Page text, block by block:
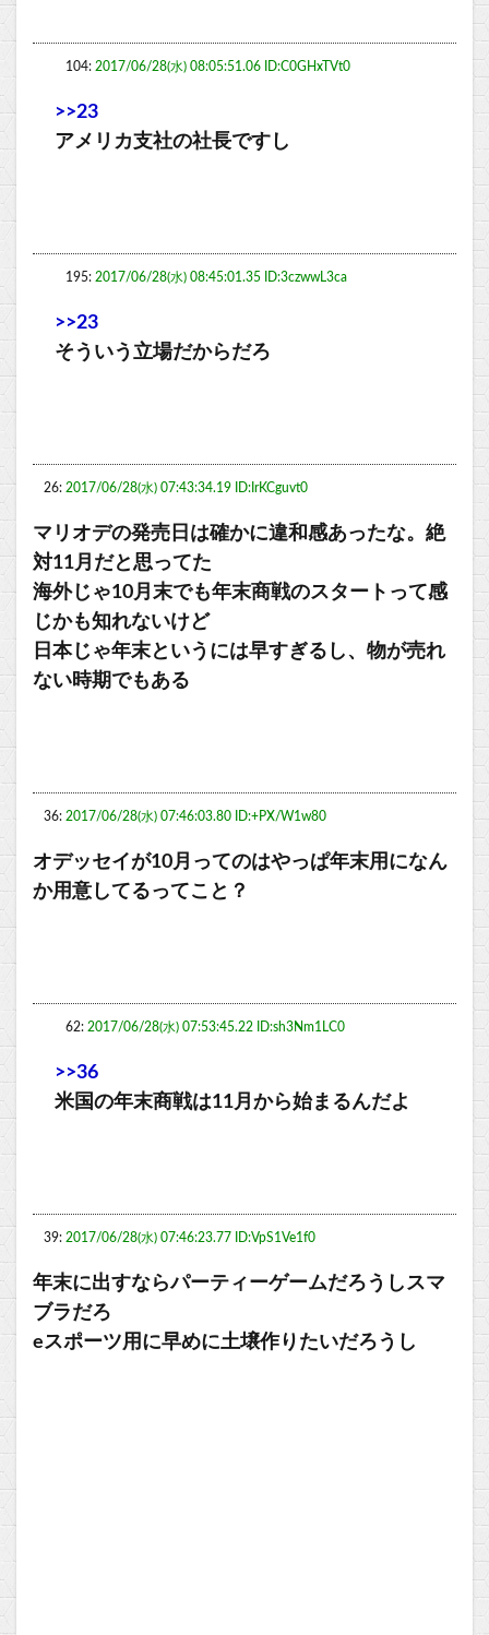
104: 2017/06/28(水) 08:05:51.06 ID:C0GHxTVt0
>>23
アメリカ支社の社長ですし
195: 2017/06/28(水) 08:45:01.35 ID:3czwwL3ca
>>23
そういう立場だからだろ
26: 2017/06/28(水) 07:43:34.19 ID:IrKCguvt0
マリオデの発売日は確かに違和感あったな。絶
対11月だと思ってた
海外じゃ10月末でも年末商戦のスタートって感
じかも知れないけど
日本じゃ年末というには早すぎるし、物が売れ
ない時期でもある
36: 2017/06/28(水) 07:46:03.80 ID:+PX/W1w80
オデッセイが10月ってのはやっぱ年末用になん
か用意してるってこと？
62: 2017/06/28(水) 07:53:45.22 ID:sh3Nm1LC0
>>36
米国の年末商戦は11月から始まるんだよ
39: 2017/06/28(水) 07:46:23.77 ID:VpS1Ve1f0
年末に出すならパーティーゲームだろうしスマ
ブラだろ
eスポーツ用に早めに土壌作りたいだろうし